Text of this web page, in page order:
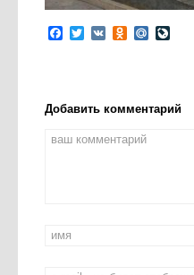
Facebook
Twitter
VK Mail.Ru
Добавить комментарий